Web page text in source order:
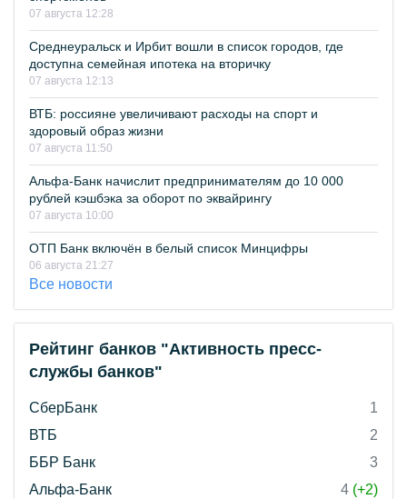
07 августа 12:28
Среднеуральск и Ирбит вошли в список городов, где
доступна семейная ипотека на вторичку
07 августа 12:13
ВТБ: россияне увеличивают расходы на спорт и
здоровый образ жизни
07 августа 11:50
Альфа-Банк начислит предпринимателям до 10 000
рублей кэшбэка за оборот по эквайрингу
07 августа 10:00
ОТП Банк включён в белый список Минцифры
06 августа 21:27
Все новости
Рейтинг банков "Активность пресс-
службы банков"
СберБанк
1
ВТБ
2
ББР Банк
3
Альфа-Банк
4 (+2)